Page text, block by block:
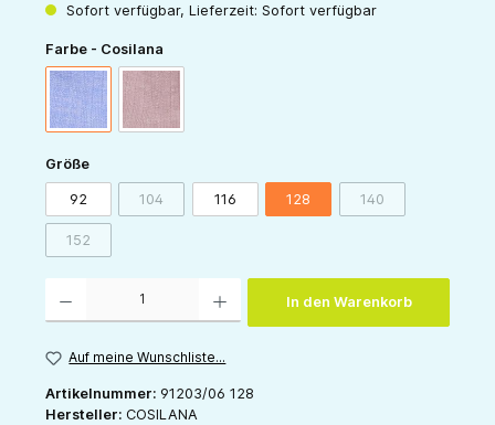
Sofort verfügbar, Lieferzeit: Sofort verfügbar
Farbe - Cosilana
blau-meliertrosa-meliert
Größeauswählen
92 104(Diese Option ist zurzeit nicht verfügbar.)
116 128 140(Diese Option ist
152(Diese Option ist zurzeit nicht verfügbar.)
In den Warenkorb
Auf meine Wunschliste...
Artikelnummer: 91203/06 128
Hersteller: COSILANA